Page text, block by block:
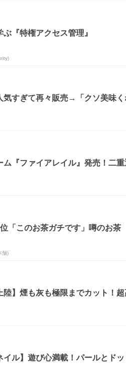
ぶ『特権アクセス管理』
気すぎて再々販売→「クソ美味
ム『ファイアレイル』発売！二
「このお茶ガチです」噂のお茶
舗)
陸】煙も灰も極限までカット！
イル】遊び心満載！パールとド